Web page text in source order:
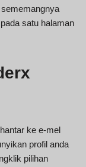
satu halaman
ke e-mel
profil anda
pilihan